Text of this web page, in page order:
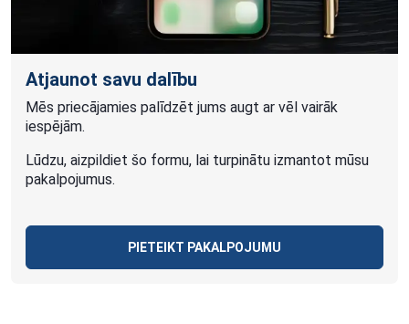
Atjaunot savu dalību
Mēs priecājamies palīdzēt jums augt ar vēl vairāk
iespējām.
Lūdzu, aizpildiet šo formu, lai turpinātu izmantot mūsu
pakalpojumus.
PIETEIKT PAKALPOJUMU